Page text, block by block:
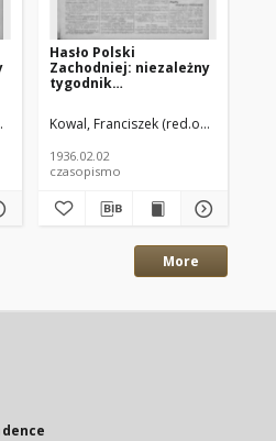
Chocieszyński, Antoni (red. nacz.)
Hasło Polski
Zachodniej: niezależny
tygodnik
narodowy poświęcony
zagadnieniom
1936.02.02 R.3 Nr5
Kowal, Franciszek (red.odp.)
1936.02.02
czasopismo
More